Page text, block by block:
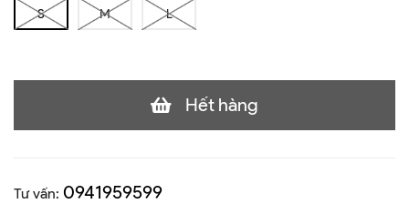
S M L
Hết hàng
Tư vấn: 0941959599